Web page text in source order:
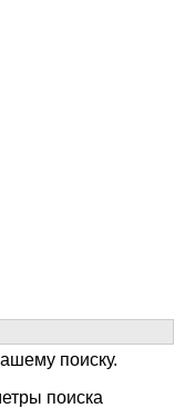
поиску.
поиска